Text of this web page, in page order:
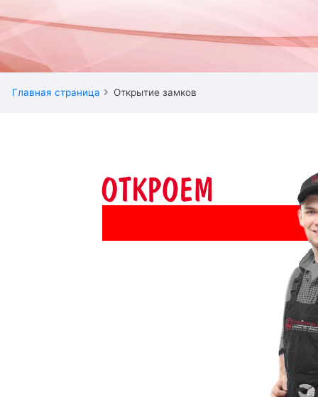
Главная страница Открытие замков